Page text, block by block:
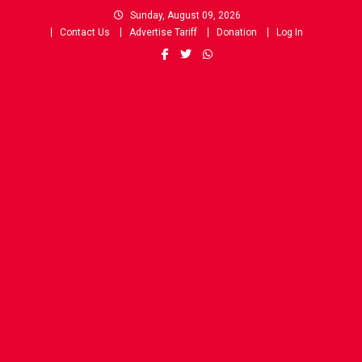
Sunday, August 09, 2026
Contact Us
Advertise Tariff Donation Log In